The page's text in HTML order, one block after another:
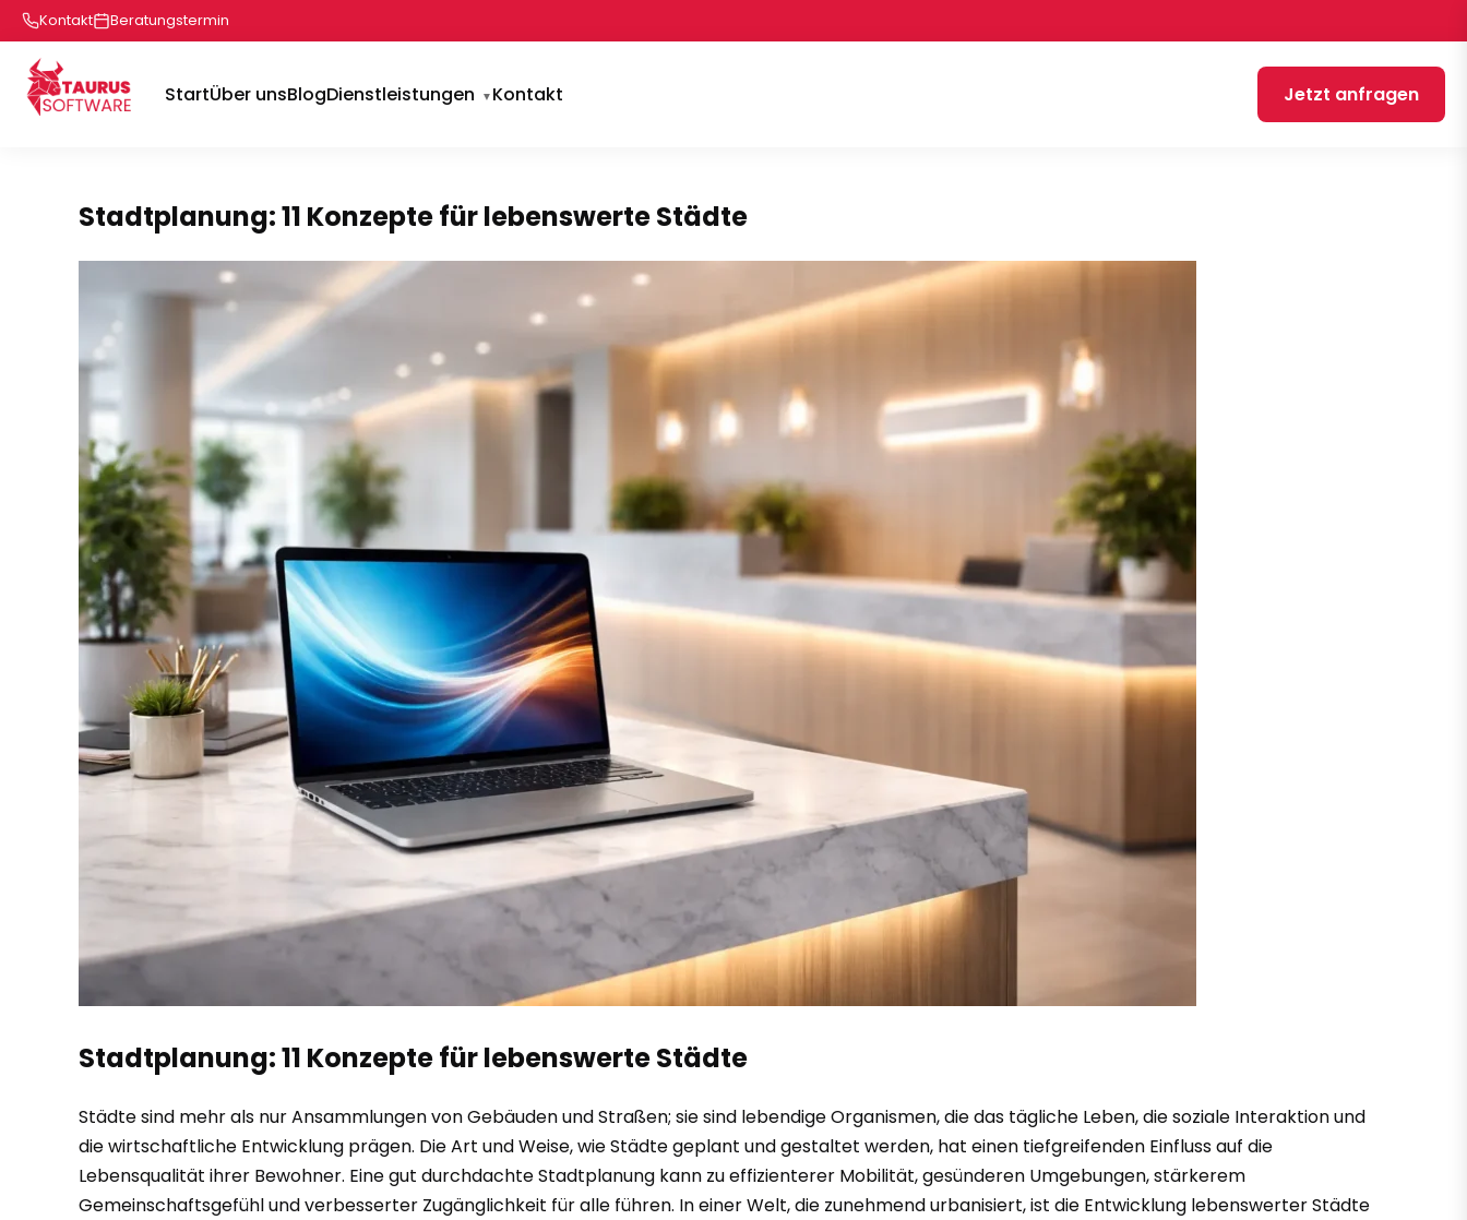
Kontakt Beratungstermin
StartÜber unsBlogDienstleistungen Kontakt Jetzt anfragen
Stadtplanung: 11 Konzepte für lebenswerte Städte
Stadtplanung: 11 Konzepte für lebenswerte Städte
Städte sind mehr als nur Ansammlungen von Gebäuden und Straßen; sie sind lebendige Organismen, die das tägliche Leben, die soziale Interaktion und
die wirtschaftliche Entwicklung prägen. Die Art und Weise, wie Städte geplant und gestaltet werden, hat einen tiefgreifenden Einfluss auf die
Lebensqualität ihrer Bewohner. Eine gut durchdachte Stadtplanung kann zu effizienterer Mobilität, gesünderen Umgebungen, stärkerem
Gemeinschaftsgefühl und verbesserter Zugänglichkeit für alle führen. In einer Welt, die zunehmend urbanisiert, ist die Entwicklung lebenswerter Städte